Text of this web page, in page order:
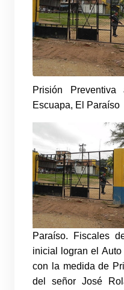
Prisión
Escuapa, El Paraíso
Paraíso. Fiscales
inicial logran el
con la medida de
del señor José